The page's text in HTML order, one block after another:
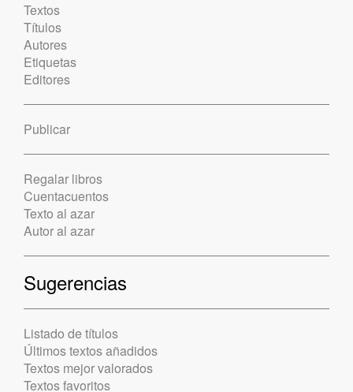
Textos
Títulos
Autores
Etiquetas
Editores
Publicar
Regalar libros
Cuentacuentos
Texto al azar
Autor al azar
Sugerencias
Listado de títulos
Últimos textos añadidos
Textos mejor valorados
Textos favoritos